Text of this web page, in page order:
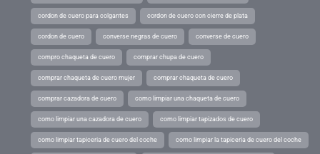
cordon de cuero para colgantes cordon de cuero con cierre de plata
cordon de cuero converse negras de cuero converse de cuero
compro chaqueta de cuero comprar chupa de cuero
comprar chaqueta de cuero mujer comprar chaqueta de cuero
comprar cazadora de cuero como limpiar una chaqueta de cuero
como limpiar una cazadora de cuero como limpiar tapizados de cuero
como limpiar tapiceria de cuero del coche como limpiar la tapiceria de cuero del coche